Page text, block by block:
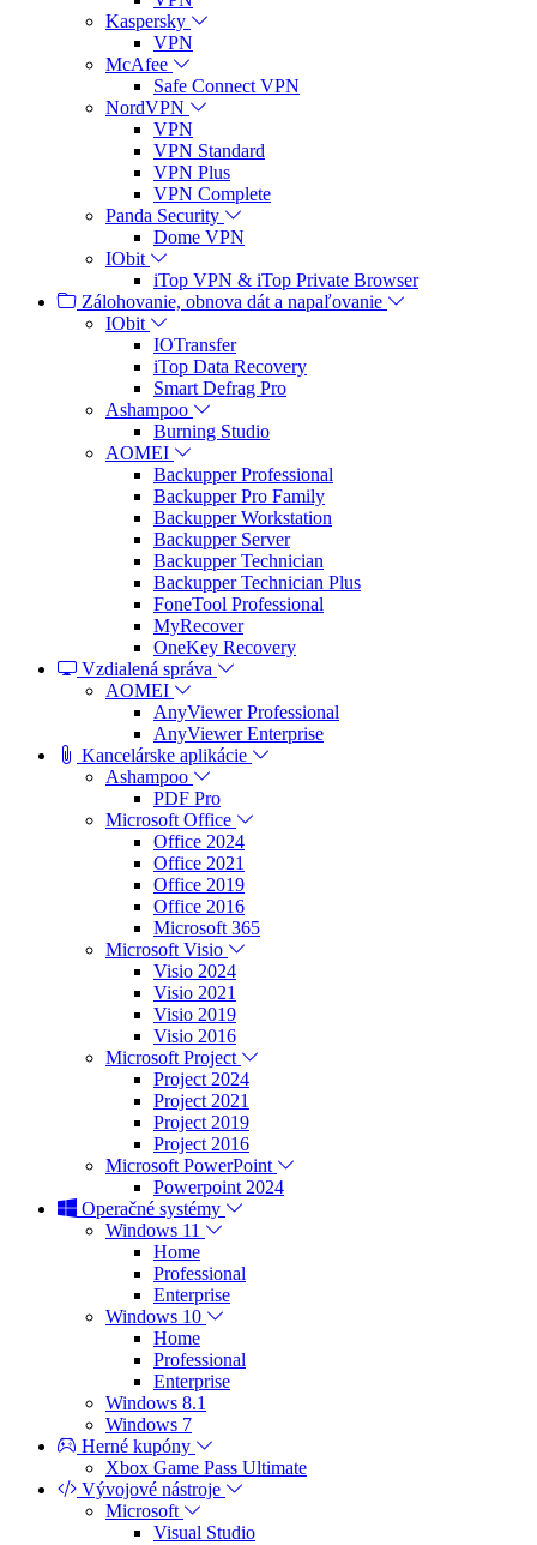
Kaspersky
VPN
McAfee
Safe Connect VPN
NordVPN
VPN
VPN Standard
VPN Plus
VPN Complete
Panda Security
Dome VPN
IObit
iTop VPN & iTop Private Browser
Zálohovanie, obnova dát a napaľovanie
IObit
IOTransfer
iTop Data Recovery
Smart Defrag Pro
Ashampoo
Burning Studio
AOMEI
Backupper Professional
Backupper Pro Family
Backupper Workstation
Backupper Server
Backupper Technician
Backupper Technician Plus
FoneTool Professional
MyRecover
OneKey Recovery
Vzdialená správa
AOMEI
AnyViewer Professional
AnyViewer Enterprise
Kancelárske aplikácie
Ashampoo
PDF Pro
Microsoft Office
Office 2024
Office 2021
Office 2019
Office 2016
Microsoft 365
Microsoft Visio
Visio 2024
Visio 2021
Visio 2019
Visio 2016
Microsoft Project
Project 2024
Project 2021
Project 2019
Project 2016
Microsoft PowerPoint
Powerpoint 2024
Operačné systémy
Windows 11
Home
Professional
Enterprise
Windows 10
Home
Professional
Enterprise
Windows 8.1
Windows 7
Herné kupóny
Xbox Game Pass Ultimate
Vývojové nástroje
Microsoft
Visual Studio